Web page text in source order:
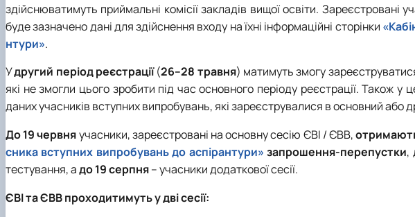
здійснюватимуть приймальні комісії закладів вищої освіти. Зареєстровані
буде зазначено дані для здійснення входу на їхні інформаційні сторінки
нтури».
Удругий період реєстрації(26–28 травня) матимуть змогу
які не змогли цього зробити під час основного періоду реєстрації. Також
даних учасників вступних випробувань, які зареєструвалися в основний або
До 19 червняучасники, зареєстровані на основну сесію ЄВІ / ЄВВ,
сника вступних випробувань до аспірантури» запрошення-перепустки,
тестування, адо 19 серпня– учасники додаткової сесії.
ЄВІ та ЄВВ проходитимуть у дві сесії: